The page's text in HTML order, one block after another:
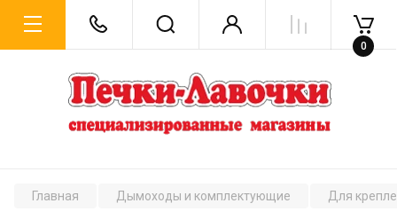
0
Главная Дымоходы и комплектующие Для